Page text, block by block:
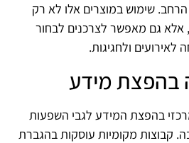
שימוש במוצרים אלו לא רק
גם מאפשר לצרכנים לבחור
לאירועים ולחגיגות.
בהפצת מידע
בהפצת המידע לגבי השפעות
קבוצות מקומיות עוסקות בהגברת